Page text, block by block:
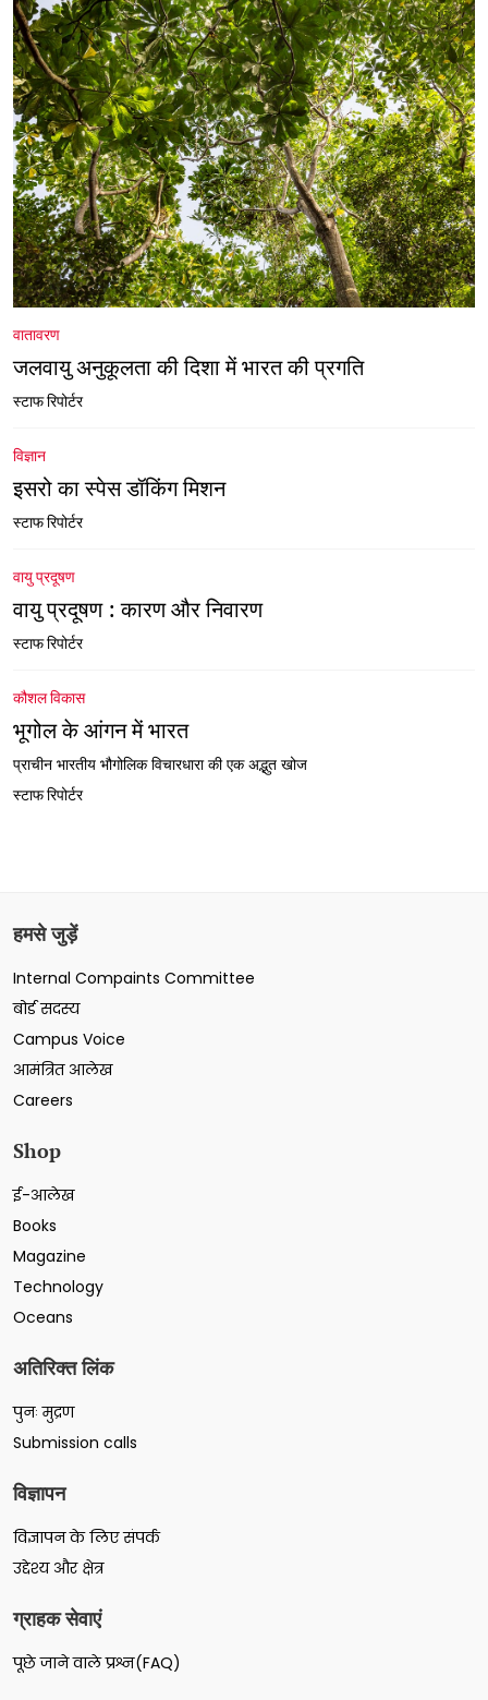
वातावरण
जलवायु अनुकूलता की दिशा में भारत की प्रगति
स्टाफ रिपोर्टर
विज्ञान
इसरो का स्पेस डॉकिंग मिशन
स्टाफ रिपोर्टर
वायु प्रदूषण
वायु प्रदूषण : कारण और निवारण
स्टाफ रिपोर्टर
कौशल विकास
भूगोल के आंगन में भारत
प्राचीन भारतीय भौगोलिक विचारधारा की एक अद्भुत खोज
स्टाफ रिपोर्टर
हमसे जुड़ें
Internal Compaints Committee
बोर्ड सदस्य
Campus Voice
आमंत्रित आलेख
Careers
Shop
ई-आलेख
Books
Magazine
Technology
Oceans
अतिरिक्त लिंक
पुनः मुद्रण
Submission calls
विज्ञापन
विज्ञापन के लिए संपर्क
उद्देश्य और क्षेत्र
ग्राहक सेवाएं
पूछे जाने वाले प्रश्न(FAQ)